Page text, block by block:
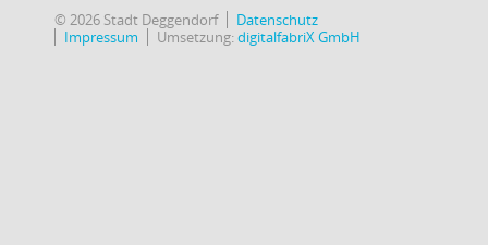
© 2026 Stadt Deggendorf
Datenschutz
Impressum
Umsetzung:digitalfabriX GmbH